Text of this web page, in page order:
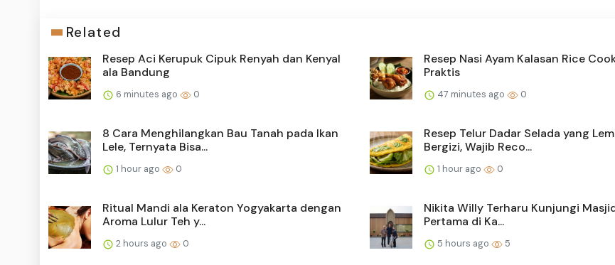
Related
Resep Aci Kerupuk Cipuk Renyah dan Kenyal
ala Bandung
6 minutes ago 0
Resep Nasi Ayam Kalasan Rice
Praktis
47 minutes ago 0
8 Cara Menghilangkan Bau Tanah pada Ikan
Lele, Ternyata Bisa...
1 hour ago 0
Resep Telur Dadar Selada yang
Bergizi, Wajib Reco...
1 hour ago 0
Ritual Mandi ala Keraton Yogyakarta dengan
Aroma Lulur Teh y...
2 hours ago 0
Nikita Willy Terharu Kunjungi
Pertama di Ka...
5 hours ago 5